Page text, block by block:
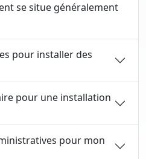
se situe généralement
pour installer des
pour une installation
pour mon